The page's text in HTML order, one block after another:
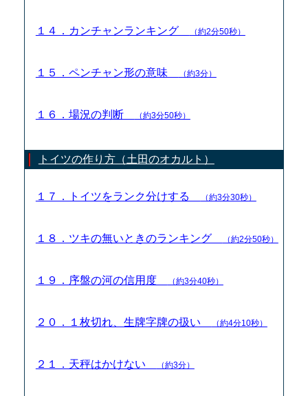
１４．カンチャンランキング （約2分50秒）
１５．ペンチャン形の意味 （約3分）
１６．場況の判断 （約3分50秒）
トイツの作り方（土田のオカルト）
１７．トイツをランク分けする （約3分30秒）
１８．ツキの無いときのランキング （約2分50秒）
１９．序盤の河の信用度 （約3分40秒）
２０．１枚切れ、生牌字牌の扱い （約4分10秒）
２１．天秤はかけない （約3分）